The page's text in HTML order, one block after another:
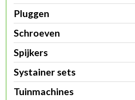
Pluggen
Schroeven
Spijkers
Systainer sets
Tuinmachines